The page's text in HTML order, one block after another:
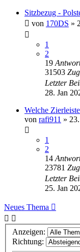
Sitzbezug -
von 170DS »
1
2
19
31503
Letzter
28. Jan
Welche
von rafi911 »
1
2
14
23781
Letzter
25. Jan
Neues Thema
Anzeigen:
Richtung: